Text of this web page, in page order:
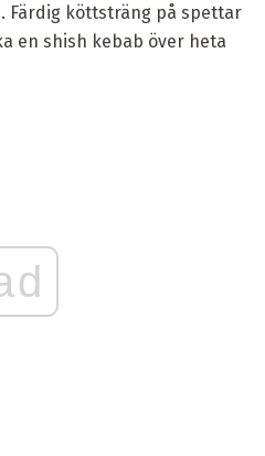
Färdig köttsträng på spettar
en shish kebab över heta